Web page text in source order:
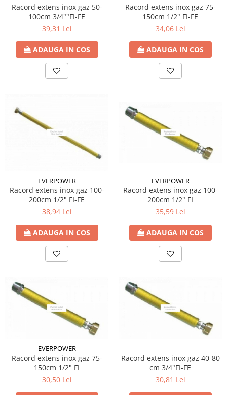
Instant pe gaz natural si GPL
Accesorii centrale pe GAZ si GPL
Cazane, Centrale si Termoseminee
cu functionare pe peleti
Centrale termice electrice
Convectoare pe gaz si convectoare
Seminee pe lemne
Butelie egalizare
- Profil Rotund
RADIATOARE DE BAIE DIN OTEL
Radiatoare din aluminiu
Radiatoare din aluminiu Vox Extra
Radiatoare aluminiu OSCAR
Accesorii radiatoare
Calorifere decorative
Accesorii baie
Ventilator de tubulatura
Pompe submersibile
Pompe pentru testare instalatii
APOMETRE/ CAMIN APOMETRE
ROBINETI
Teava Cupru
Teu Cupru
Teu redus Cupru
Reductie Cupru
Semiolandez Cupru
Teava PPR
Fitinguri PPR
Sisteme de canalizare si ape
pluviale
Sistem canalizare exterioara
Sistem canalizare interioara
Statii de dedurizare
Accesorii statii dedurizare
Fitinguri din alama
Console raft
Racord extens inox gaz 50-
100cm 3/4""FI-FE
39,31 Lei
ADAUGA IN COS
Racord extens inox gaz 75-
150cm 1/2" FI-FE
34,06 Lei
ADAUGA IN COS
EVERPOWER
Racord extens inox gaz 100-
200cm 1/2" FI-FE
38,94 Lei
ADAUGA IN COS
EVERPOWER
Racord extens inox gaz 100-
200cm 1/2" FI
35,59 Lei
ADAUGA IN COS
EVERPOWER
Racord extens inox gaz 75-
150cm 1/2" FI
30,50 Lei
Racord extens inox gaz 40-80
cm 3/4"FI-FE
30,81 Lei